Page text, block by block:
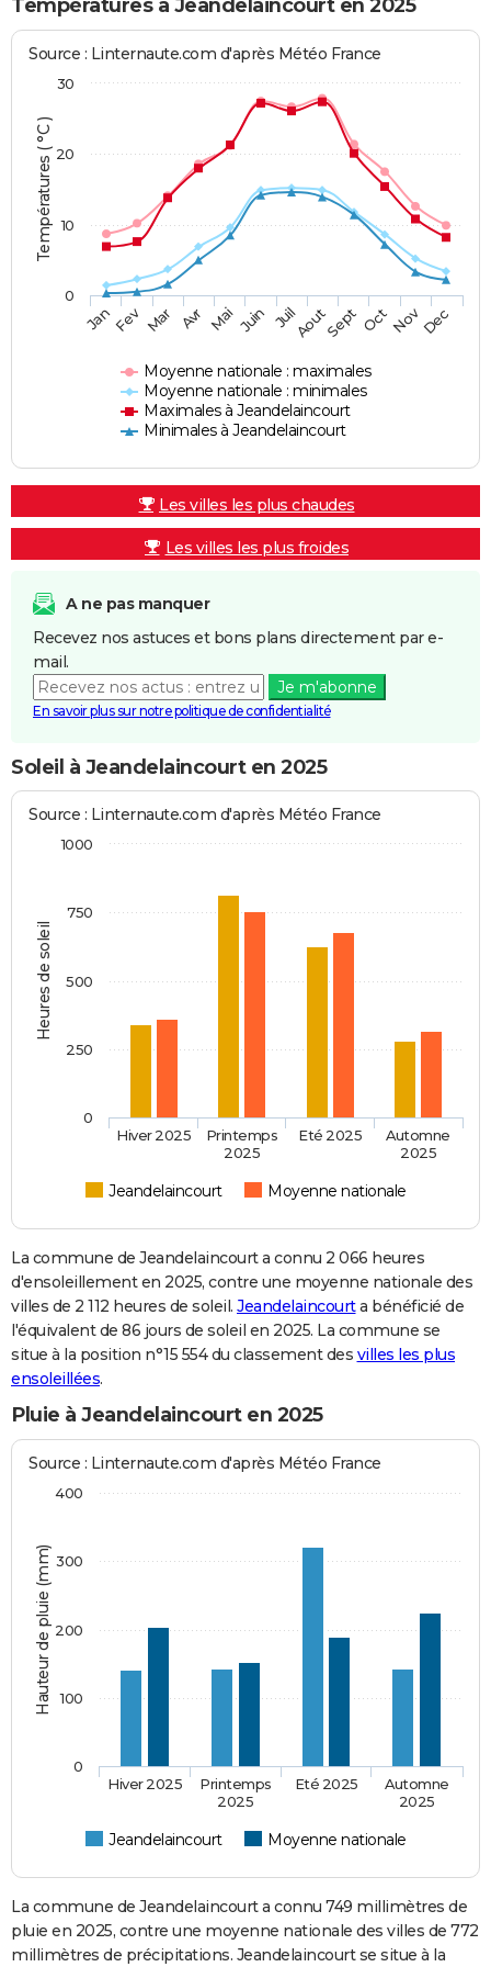
Températures à Jeandelaincourt en 2025
Températures ( °C )
Source : Linternaute.com d'après Météo France
Moyenne nationale : maximales
Moyenne nationale : minimales
Maximales à Jeandelaincourt
Minimales à Jeandelaincourt
JanFev Mar Avr Mai Juin JuilAoutSept OctNovDec
0
10
20
30
Les villes les plus chaudes
Les villes les plus froides
A ne pas manquer
Recevez nos astuces et bons plans directement par e-
mail.
Je m'abonne
En savoir plus sur notre politique de confidentialité
Soleil à Jeandelaincourt en 2025
Heures de soleil
Source : Linternaute.com d'après Météo France
Jeandelaincourt Moyenne nationale
Hiver 2025
Printemps
2025
Eté 2025
Automne
2025
0
250
500
750
1000
La commune de Jeandelaincourt a connu 2 066 heures
d'ensoleillement en 2025, contre une moyenne nationale des
villes de 2 112 heures de soleil. Jeandelaincourta bénéficié de
l'équivalent de 86 jours de soleil en 2025. La commune se
situe à la position n°15 554 du classement des villes les plus
ensoleillées.
Pluie à Jeandelaincourt en 2025
Hauteur de pluie (mm)
Source : Linternaute.com d'après Météo France
Jeandelaincourt Moyenne nationale
Hiver 2025
Printemps
2025
Eté 2025
Automne
2025
0
100
200
300
400
La commune de Jeandelaincourt a connu 749 millimètres de
pluie en 2025, contre une moyenne nationale des villes de 772
millimètres de précipitations. Jeandelaincourt se situe à la